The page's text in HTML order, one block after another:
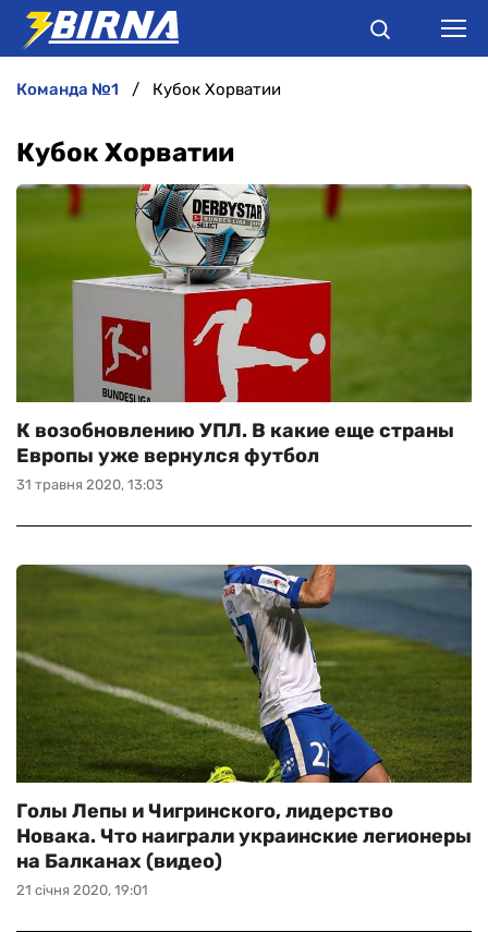
АНАЛІТИКА
РІЗНЕ
БУКМЕКЕРИ
команда №1 Кубок Хорватии
Кубок Хорватии
31 травня 2020, 13:03
К возобновлению УПЛ. В какие еще страны
Европы уже вернулся футбол
21 січня 2020, 19:01
Голы Лепы и Чигринского, лидерство
Новака. Что наиграли украинские легионеры
на Балканах (видео)